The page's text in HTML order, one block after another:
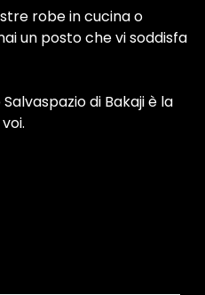
robe in cucina o
un posto che vi soddisfa
di Bakaji è la